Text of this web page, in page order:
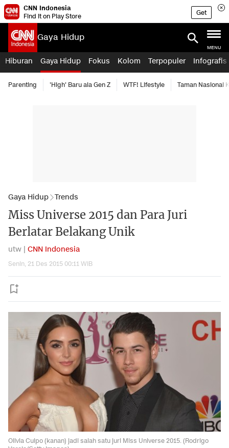
CNN Indonesia
Find it on Play Store
Get
Gaya Hidup
MENU
Hiburan Gaya Hidup Fokus Kolom Terpopuler Infografis
Parenting 'High' Baru ala Gen Z WTF! Lifestyle Taman Nasional
Gaya Hidup Trends
Miss Universe 2015 dan Para Juri
Berlatar Belakang Unik
utw | CNN Indonesia
Senin, 21 Des 2015 00:11 WIB
Olivia Culpo (kanan) jadi salah satu juri Miss Universe 2015. (Rodrigo